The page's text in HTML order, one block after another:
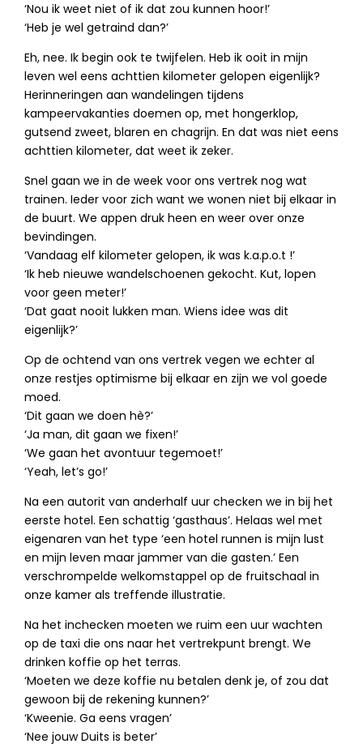
‘Nou ik weet niet of ik dat zou kunnen hoor!’
‘Heb je wel getraind dan?’
Eh, nee. Ik begin ook te twijfelen. Heb ik ooit in mijn
leven wel eens achttien kilometer gelopen eigenlijk?
Herinneringen aan wandelingen tijdens
kampeervakanties doemen op, met hongerklop,
gutsend zweet, blaren en chagrijn. En dat was niet eens
achttien kilometer, dat weet ik zeker.
Snel gaan we in de week voor ons vertrek nog wat
trainen. Ieder voor zich want we wonen niet bij elkaar in
de buurt. We appen druk heen en weer over onze
bevindingen.
‘Vandaag elf kilometer gelopen, ik was k.a.p.o.t !’
‘Ik heb nieuwe wandelschoenen gekocht. Kut, lopen
voor geen meter!’
‘Dat gaat nooit lukken man. Wiens idee was dit
eigenlijk?’
Op de ochtend van ons vertrek vegen we echter al
onze restjes optimisme bij elkaar en zijn we vol goede
moed.
‘Dit gaan we doen hè?’
‘Ja man, dit gaan we fixen!’
‘We gaan het avontuur tegemoet!’
‘Yeah, let’s go!’
Na een autorit van anderhalf uur checken we in bij het
eerste hotel. Een schattig ‘gasthaus’. Helaas wel met
eigenaren van het type ‘een hotel runnen is mijn lust
en mijn leven maar jammer van die gasten.’ Een
verschrompelde welkomstappel op de fruitschaal in
onze kamer als treffende illustratie.
Na het inchecken moeten we ruim een uur wachten
op de taxi die ons naar het vertrekpunt brengt. We
drinken koffie op het terras.
‘Moeten we deze koffie nu betalen denk je, of zou dat
gewoon bij de rekening kunnen?’
‘Kweenie. Ga eens vragen’
‘Nee jouw Duits is beter’